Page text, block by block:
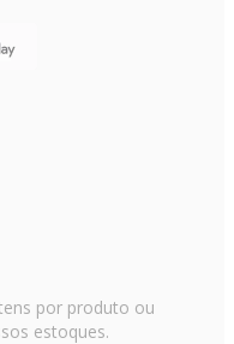
por produto ou
estoques.